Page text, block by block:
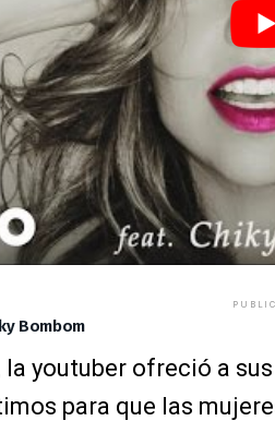
Bombom
la youtuber ofreció a
para que las